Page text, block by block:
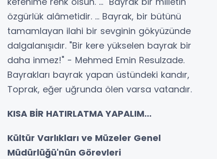
özgürlük alâmetidir. ... Bayrak, bir bütünü
tamamlayan ilahi bir sevginin gökyüzünde
dalgalanışıdır. "Bir kere yükselen bayrak bir
daha inmez!" - Mehmed Emin Resulzade.
Bayrakları bayrak yapan üstündeki kandır,
Toprak, eğer uğrunda ölen varsa vatandır.
KISA BİR HATIRLATMA YAPALIM...
Kültür Varlıkları ve Müzeler Genel
Müdürlüğü'nün Görevleri